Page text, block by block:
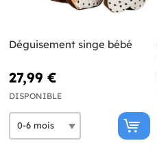
Déguisement singe bébé
27,99 €
DISPONIBLE